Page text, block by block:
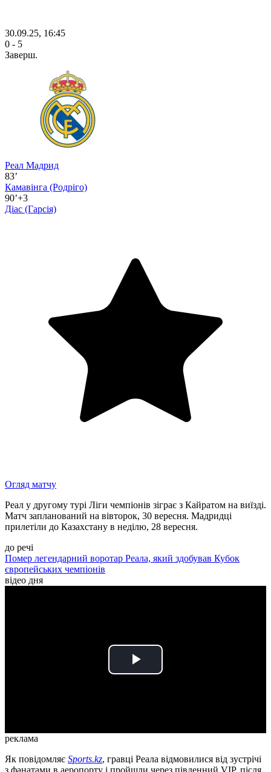
30.09.25, 16:45
0 - 5
Заверш.
Реал Мадрид
83’
Камавінга (Родріго)
90’+3
Діас (Гарсія)
Огляд матчу
Реал у другому турі Ліги чемпіонів зіграє з Кайратом на виїзді.
Матч запланований на вівторок, 30 вересня. Мадридці
прилетіли до Казахстану в неділю, 28 вересня.
до речі
Помер легендарний воротар Реала, який здобував Кубок
європейських чемпіонів
відео дня
Play
реклама
Як повідомляє Sports.kz, гравці Реала відмовилися від зустрічі